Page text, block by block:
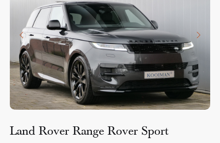
Land Rover Range Rover Sport